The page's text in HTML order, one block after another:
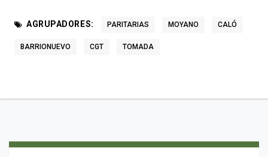
AGRUPADORES: PARITARIAS MOYANO CALÓ
BARRIONUEVO CGT TOMADA